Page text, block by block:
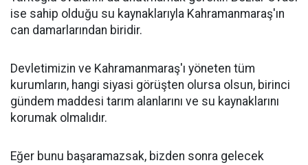
ise sahip olduğu su kaynaklarıyla Kahramanmaraş'ın
can damarlarından biridir.
Devletimizin ve Kahramanmaraş'ı yöneten tüm
kurumların, hangi siyasi görüşten olursa olsun, birinci
gündem maddesi tarım alanlarını ve su kaynaklarını
korumak olmalıdır.
Eğer bunu başaramazsak, bizden sonra gelecek